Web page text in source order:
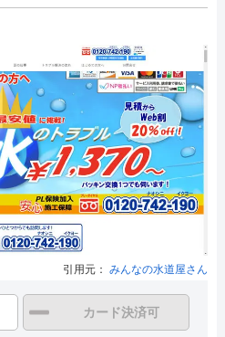
引用元： みんなの水道屋さん
カード決済可